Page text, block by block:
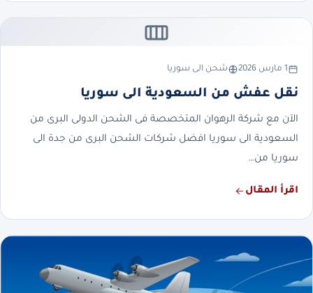
1 مارس 2026 شحن الى سوريا
نقل عفش من السعودية الى سوريا
الآن مع شركة الرهوان المتخصصة فى الشحن الدولى البرى من
السعودية الى سوريا افضل شركات الشحن البرى من جدة الى
سوريا من…
اقرأ المقال